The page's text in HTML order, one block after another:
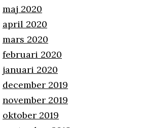
maj 2020
april 2020
mars 2020
februari 2020
januari 2020
december 2019
november 2019
oktober 2019